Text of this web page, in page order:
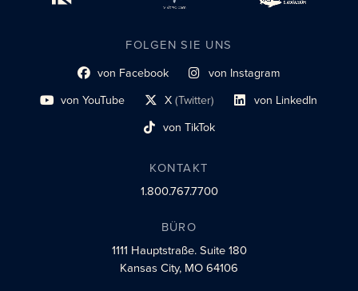
FOLGEN SIE UNS
Link zum sozialen Profil
von Facebook Link zum sozialen Profil
von Instagram
Link zum sozialen Profil
von YouTube X(Twitter)
Social-Profil-Link Link zum sozialen Profil
von LinkedIn
Link zum sozialen Profil
von TikTok
KONTAKT
1.800.767.7700
BÜRO
1111 Hauptstraße.Suite 180
Kansas City, MO 64106